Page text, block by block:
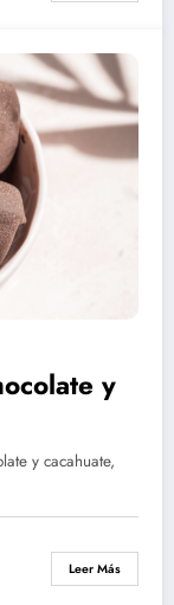
y
y cacahuate,
Leer Más